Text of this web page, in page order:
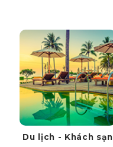
Du lịch - Khách sạn